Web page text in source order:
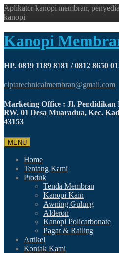
Aplikator kanopi membran,
kanopi
Kanopi
HP. 0819 1189 8181 / 0812 8650
ciptatechnicalmembran@gmail.com
Marketing Office : Jl. Pendidikan
RW. 01 Desa Muaradua, Kec.
43153
MENU
Home
Tentang Kami
Produk
Tenda Membran
Kanopi Kain
Awning Gulung
Alderon
Kanopi Policarbonate
Pagar & Railing
Artikel
Kontak Kami